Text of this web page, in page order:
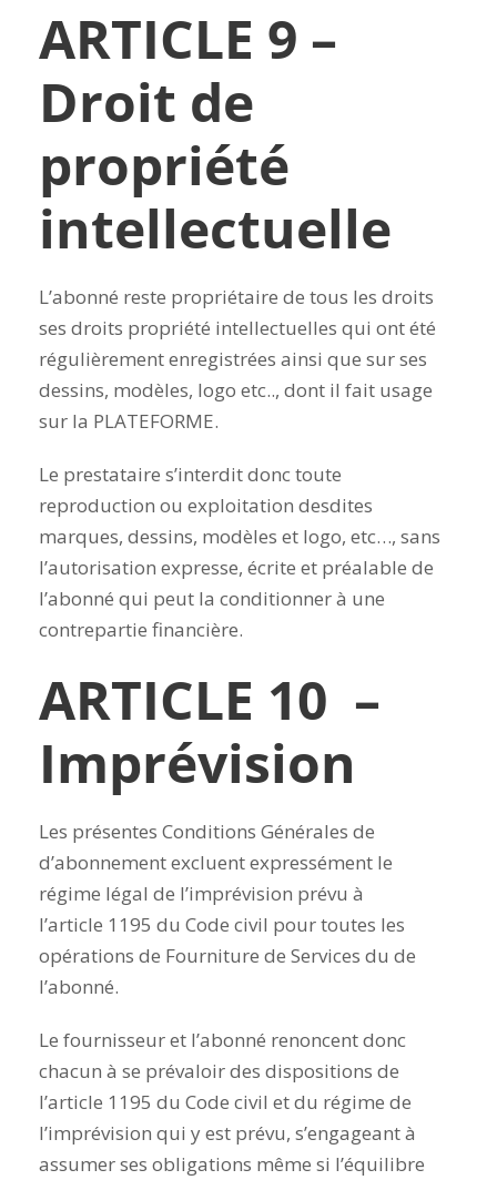
ARTICLE 9 –
Droit de
propriété
intellectuelle
L’abonné reste propriétaire de tous les droits
ses droits propriété intellectuelles qui ont été
régulièrement enregistrées ainsi que sur ses
dessins, modèles, logo etc.., dont il fait usage
sur la PLATEFORME.
Le prestataire s’interdit donc toute
reproduction ou exploitation desdites
marques, dessins, modèles et logo, etc…, sans
l’autorisation expresse, écrite et préalable de
l’abonné qui peut la conditionner à une
contrepartie financière.
ARTICLE 10 –
Imprévision
Les présentes Conditions Générales de
d’abonnement excluent expressément le
régime légal de l’imprévision prévu à
l’article 1195 du Code civil pour toutes les
opérations de Fourniture de Services du de
l’abonné.
Le fournisseur et l’abonné renoncent donc
chacun à se prévaloir des dispositions de
l’article 1195 du Code civil et du régime de
l’imprévision qui y est prévu, s’engageant à
assumer ses obligations même si l’équilibre